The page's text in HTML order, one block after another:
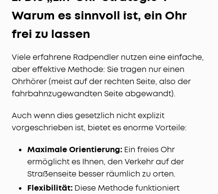
Warum es sinnvoll ist, ein Ohr
frei zu lassen
Viele erfahrene Radpendler nutzen eine einfache,
aber effektive Methode: Sie tragen nur einen
Ohrhörer (meist auf der rechten Seite, also der
fahrbahnzugewandten Seite abgewandt).
Auch wenn dies gesetzlich nicht explizit
vorgeschrieben ist, bietet es enorme Vorteile:
Maximale Orientierung: Ein freies Ohr
ermöglicht es Ihnen, den Verkehr auf der
Straßenseite besser räumlich zu orten.
Flexibilität: Diese Methode funktioniert